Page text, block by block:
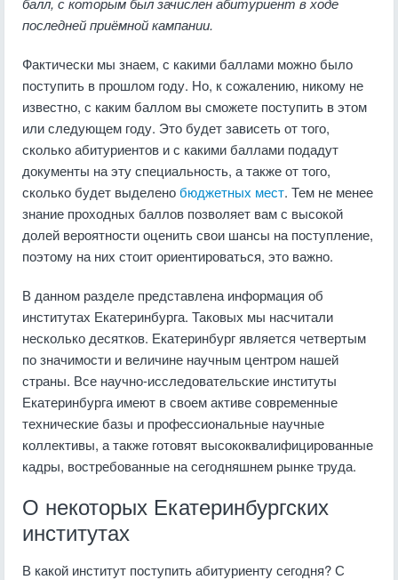
последней приёмной кампании.
Фактически мы знаем, с какими баллами можно было
поступить в прошлом году. Но, к сожалению, никому не
известно, с каким баллом вы сможете поступить в этом
или следующем году. Это будет зависеть от того,
сколько абитуриентов и с какими баллами подадут
документы на эту специальность, а также от того,
сколько будет выделенобюджетных мест. Тем не менее
знание проходных баллов позволяет вам с высокой
долей вероятности оценить свои шансы на поступление,
поэтому на них стоит ориентироваться, это важно.
В данном разделе представлена информация об
институтах Екатеринбурга. Таковых мы насчитали
несколько десятков. Екатеринбург является четвертым
по значимости и величине научным центром нашей
страны. Все научно-исследовательские институты
Екатеринбурга имеют в своем активе современные
технические базы и профессиональные научные
коллективы, а также готовят высококвалифицированные
кадры, востребованные на сегодняшнем рынке труда.
О некоторых Екатеринбургских
институтах
В какой институт поступить абитуриенту сегодня? С